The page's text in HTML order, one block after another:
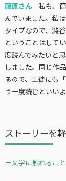
藤原さん 私も、
んでいました。私
タイプなので、澁
ということはして
度読んでみたいと
しました。同じ作
るので、生徒にも
う一度読むといい
ストーリーを
－文学に触れるこ